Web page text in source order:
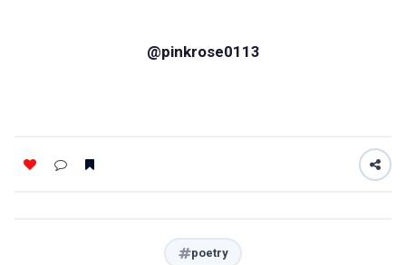
@pinkrose0113
poetry